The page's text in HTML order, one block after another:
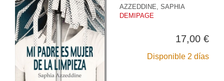
AZZEDDINE, SAPHIA
DEMIPAGE
17,00 €
Disponible 2 días